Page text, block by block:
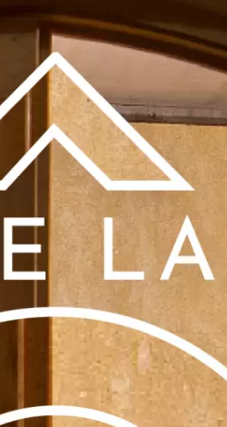
11 août 2026
Sunsets Vignerons en
Luberon au Château St
Pierre de Mejans
Puyvert
18:30
11 août 2026 et plus
Sunsets Vignerons en
Luberon au Château La
Puget
11 août 2026 Oenologie
Apéritif Vigneron au
Musée d'art sacré
Pont-Saint-Esprit
18:00